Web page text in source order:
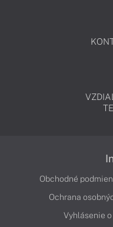
Obchodné
Ochrana
Vyhlásenie